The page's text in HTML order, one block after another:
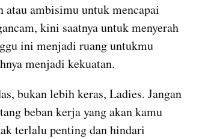
atau ambisimu untuk mencapai
kini saatnya untuk menyerah
ini menjadi ruang untukmu
menjadi kekuatan.
bukan lebih keras, Ladies. Jangan
beban kerja yang akan kamu
terlalu penting dan hindari